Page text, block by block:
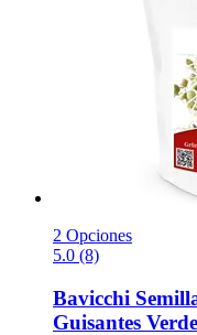
2 Opciones
5.0 (8)
Bavicchi
Guisantes